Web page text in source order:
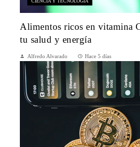
Alimentos ricos en vitamina
tu salud y energía
Alfredo Alvarado Hace 5 días